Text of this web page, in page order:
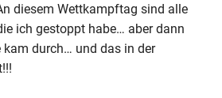
diesem Wettkampftag sind alle
ich gestoppt habe… aber dann
kam durch… und das in der